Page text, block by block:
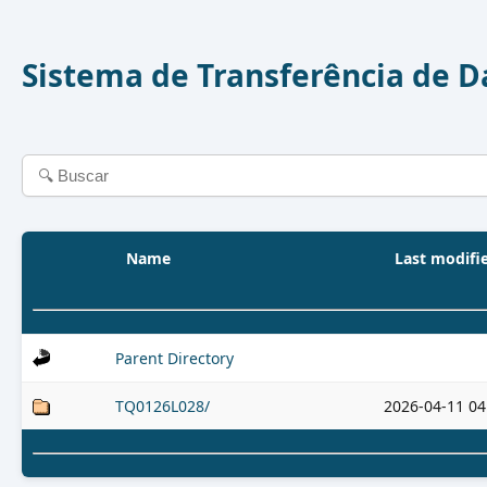
Sistema de Transferência de
Name Last
Parent Directory
TQ0126L028/ 2026-04-11